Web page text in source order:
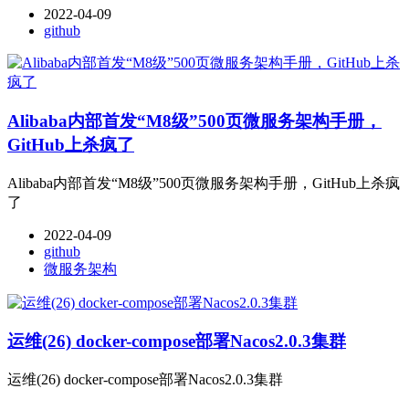
2022-04-09
github
Alibaba内部首发“M8级”500页微服务架构手册，
GitHub上杀疯了
Alibaba内部首发“M8级”500页微服务架构手册，GitHub上杀疯
了
2022-04-09
github
微服务架构
运维(26) docker-compose部署Nacos2.0.3集群
运维(26) docker-compose部署Nacos2.0.3集群